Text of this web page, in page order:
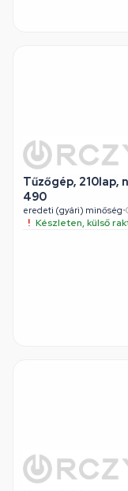
Tűzőgép,
490
eredeti (gyári) minőség•
Készleten, külső